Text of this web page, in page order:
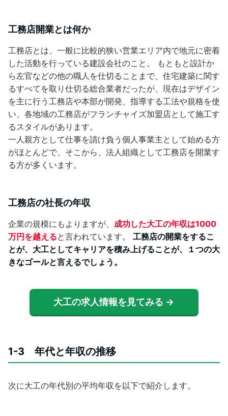
工務店開業とは何か
工務店とは、一般に比較的狭い営業エリア内で地元に密着
した活動を行っている建設会社のこと。 もともと設計か
ら左官などの他の職人を仕切ることまで、住宅建築に関す
るすべてを取り仕切る総合業者だったが、現在はデザイン
を主に行う工務店や本部が開発、指導する工法や規格を使
い、各地域の工務店がフランチャイズ加盟店として施工す
るスタイルがあります。
一人親方として仕事を請け負う個人事業主として始める方
がほとんどで、そこから、法人組織として工務店を開業す
る方が多くいます。
工務店の社長の年収
企業の規模にもよりますが、 成功した大工の年収は1000
万円を越えると言われています。 工務店の開業をするこ
とが、大工としてキャリアを積み上げることが、１つの大
きなゴールと言えるでしょう。
大工の求人情報を見てみる →
1-3 年代と年収の推移
次に大工の年代別の平均年収を以下で紹介します。